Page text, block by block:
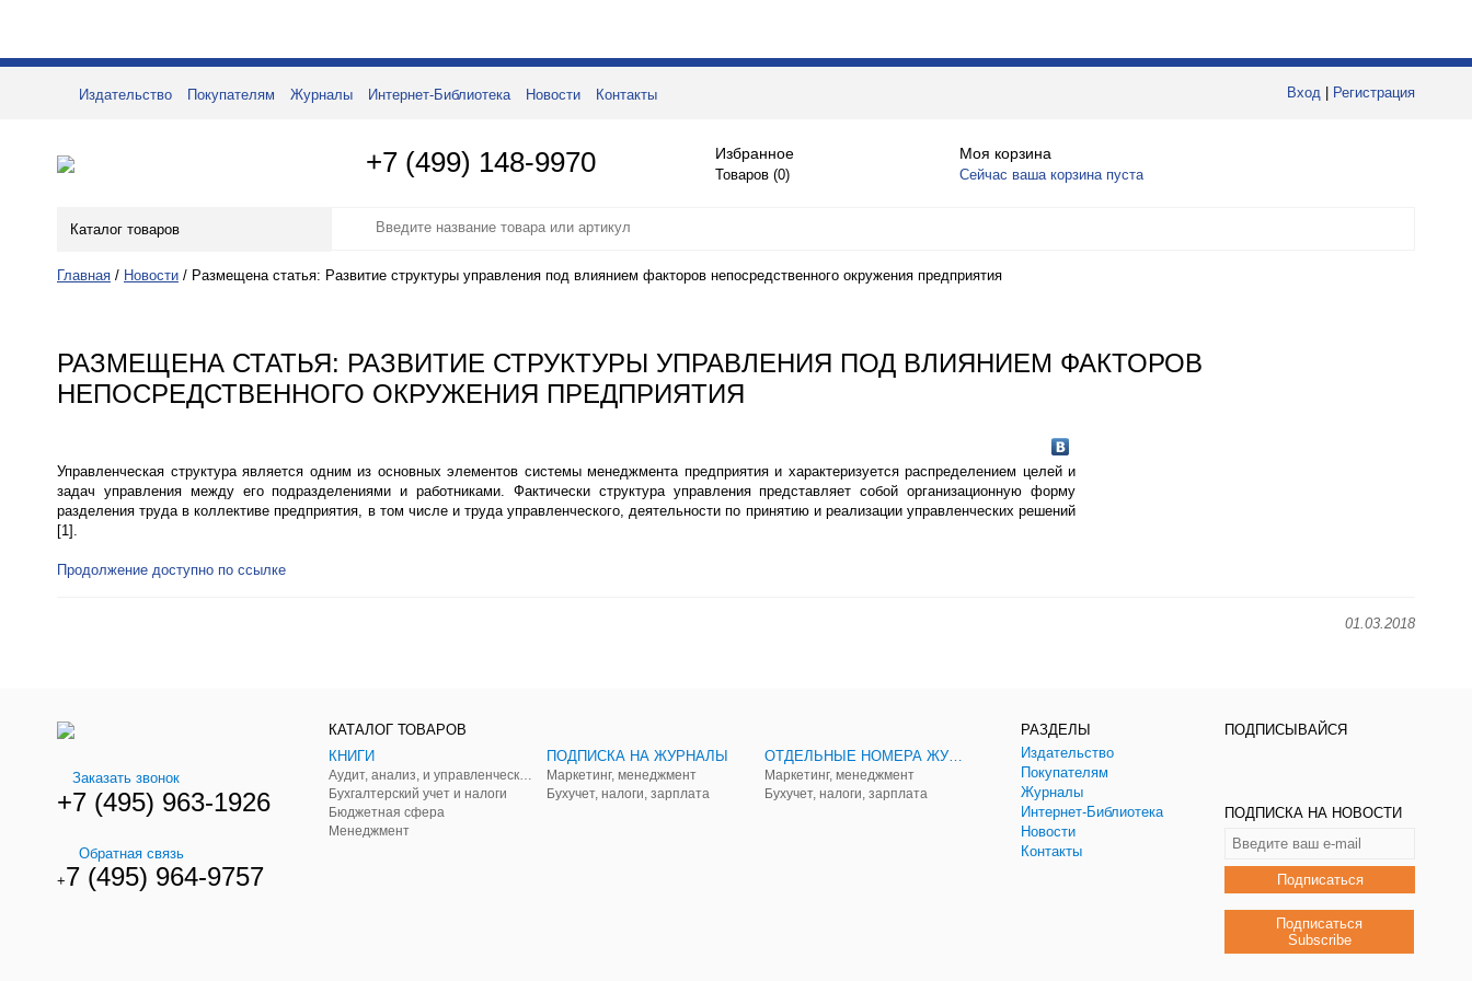
Вход Регистрация
Издательство Покупателям Журналы Интернет-Библиотека Новости Контакты
+7 (499) 148-9970 Избранное
Товаров (0)
Моя корзина
Сейчас ваша корзина пуста
Каталог товаров
Главная / Новости / Размещена статья: Развитие структуры управления под влиянием факторов непосредственного окружения предприятия
РАЗМЕЩЕНА СТАТЬЯ: РАЗВИТИЕ СТРУКТУРЫ УПРАВЛЕНИЯ ПОД ВЛИЯНИЕМ ФАКТОРОВ
НЕПОСРЕДСТВЕННОГО ОКРУЖЕНИЯ ПРЕДПРИЯТИЯ
Управленческая структура является одним из основных элементов системы менеджмента предприятия и характеризуется распределением целей и
задач управления между его подразделениями и работниками. Фактически структура управления представляет собой организационную форму
разделения труда в коллективе предприятия, в том числе и труда управленческого, деятельности по принятию и реализации управленческих решений
[1].
Продолжение доступно по ссылке
01.03.2018
Заказать звонок
+7 (495) 963-1926
Обратная связь
+7 (495) 964-9757
КАТАЛОГ ТОВАРОВ
КНИГИ
Бухгалтерский учет и налоги
Бюджетная сфера
Менеджмент
ПОДПИСКА НА ЖУРНАЛЫ
Маркетинг, менеджмент
Бухучет, налоги, зарплата
ОТДЕЛЬНЫЕ НОМЕРА ЖУРНАЛОВ
Маркетинг, менеджмент
Бухучет, налоги, зарплата
РАЗДЕЛЫ
Издательство
Покупателям
Журналы
Интернет-Библиотека
Новости
Контакты
ПОДПИСЫВАЙСЯ
ПОДПИСКА НА НОВОСТИ
Подписаться
Подписаться
Subscribe